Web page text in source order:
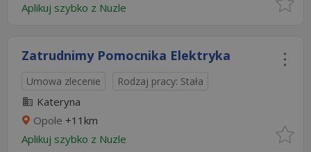
Aplikuj szybko z Nuzle
Zatrudnimy Pomocnika Elektryka
Umowa zlecenie Rodzaj pracy: Stała
Kateryna
Opole +11km
Aplikuj szybko z Nuzle